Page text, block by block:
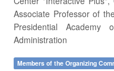
Associate Professor of
Presidential Academy
Administration
Members of the Organizing